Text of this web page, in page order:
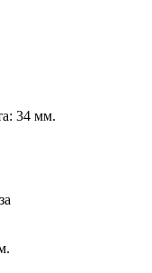
34 мм.